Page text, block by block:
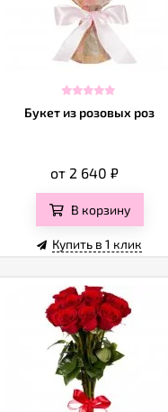
Букет из розовых роз
от 2 640 ₽
В корзину
Купить в 1 клик